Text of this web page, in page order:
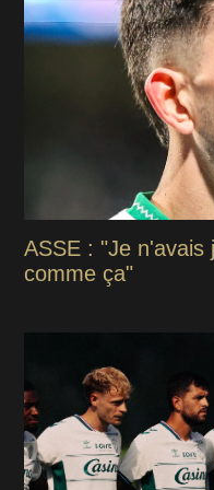
ASSE : "Je n'avais
comme ça"